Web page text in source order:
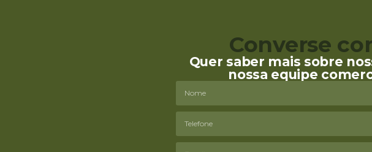
Converse
Quer saber mais sobre
nossa equipe